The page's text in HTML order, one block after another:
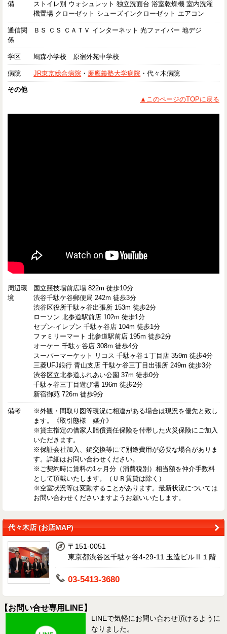
備
ストイレ別 ウォシュレット 独立洗面台 浴室乾燥機 室内洗濯
機置場 クローゼット シューズインクローゼット エアコン
通信関
係
ＢＳ ＣＳ ＣＡＴＶ インターネット 光ファイバー 地デジ
学区 鳩森小学校 原宿外苑中学校
病院 JR東京総合病院 ・ 慶應義塾大学病院 ・代々木病院
その他
▲このページのTOPに戻る
周辺環
境
国立競技場前広場 822m 徒歩10分
渋谷千駄ケ谷郵便局 242m 徒歩3分
渋谷区役所千駄ヶ谷出張所 153m 徒歩2分
ローソン 北参道駅前店 102m 徒歩1分
セブン-イレブン 千駄ヶ谷店 104m 徒歩1分
ファミリーマート 北参道駅前店 195m 徒歩2分
オーケー 千駄ヶ谷店 308m 徒歩4分
スーパーマーケット リコス 千駄ヶ谷１丁目店 359m 徒歩4分
三菱UFJ銀行 青山支店 千駄ケ谷三丁目出張所 249m 徒歩3分
渋谷区立北参道ふれあい公園 37m 徒歩0分
千駄ヶ谷三丁目遊び場 196m 徒歩2分
新宿御苑 726m 徒歩9分
備考
※外観・間取り図等現況に相違がある場合は現況を優先と致し
ます。《取引態様 媒介》
※貸主指定の借家人賠償責任保険を付帯した火災保険にご加入
いただきます。
※保証会社加入、鍵交換等にて別途費用が必要な場合がありま
す。詳細はお問い合わせください。
※ご契約時に賃料の1ヶ月分（消費税別）相当額を仲介手数料
として頂戴いたします。（ＵＲ賃貸は除く）
※空室状況等は変動することがあります。最新状況については
お問い合わせくださいますようお願いいたします。
代々木店 (お店MAP)
〒151-0051
東京都渋谷区千駄ヶ谷4-29-11 玉造ビルⅡ１階
03-5413-3680
【お問い合せ専用LINE】
LINEで気軽にお問い合わせ頂けるように
なりました。